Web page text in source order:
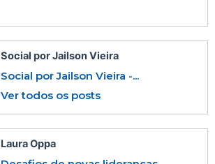
Social por Jailson Vieira
Social por Jailson Vieira -...
Ver todos os posts
Laura Oppa